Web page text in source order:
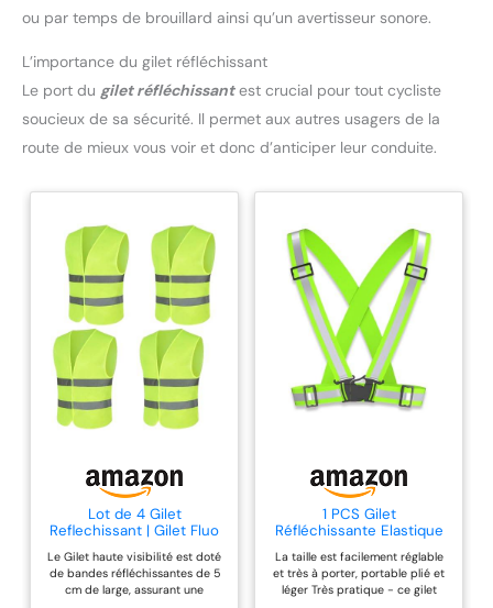
ou par temps de brouillard ainsi qu’un avertisseur sonore.
L’importance du gilet réfléchissant
Le port du gilet réfléchissantest crucial pour tout cycliste
soucieux de sa sécurité. Il permet aux autres usagers de la
route de mieux vous voir et donc d’anticiper leur conduite.
Lot de 4 Gilet
Reflechissant | Gilet Fluo
Réfléchissantes | Gilet
Haute Visibilité pour
Voiture, Construction |
Le Gilet haute visibilité est doté
de bandes réfléchissantes de 5
cm de large, assurant une
1 PCS Gilet
Réfléchissante Elastique
sécurité
La taille est facilement réglable
et très à porter, portable plié et
léger Très pratique - ce gilet